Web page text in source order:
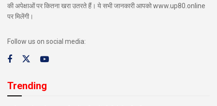
की अपेक्षाओं पर कितना खरा उतरते हैं। ये सभी जानकारी आपको www.up80.online
पर मिलेंगी।
Follow us on social media:
Trending